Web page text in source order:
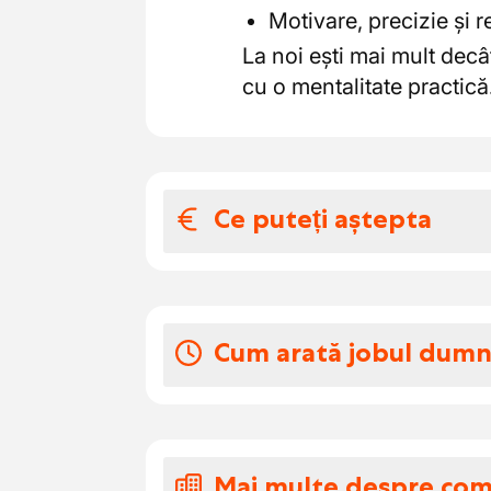
Motivare, precizie și
La noi ești mai mult
cu o mentalitate
Ce puteți aștepta
De aceea îți oferim un
Cum arată jobul
responsabilități